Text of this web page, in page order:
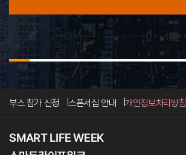
부스 참가 신청 스폰서십 안내 개인정보처리방침